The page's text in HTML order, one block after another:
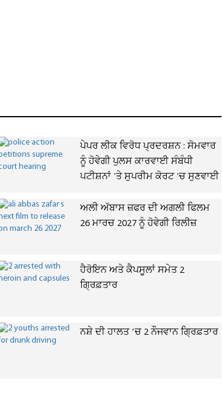
ਪੇਪਰ ਲੀਕ ਵਿਰੋਧ ਪ੍ਰਦਰਸ਼ਨ : ਸੋਮਵਾਰ
ਨੂੰ ਹੋਵੇਗੀ ਪੁਲਸ ਕਾਰਵਾਈ ਸੰਬੰਧੀ
ਪਟੀਸ਼ਨਾਂ 'ਤੇ ਸੁਪਰੀਮ ਕੋਰਟ 'ਚ ਸੁਣਵਾਈ
ਅਲੀ ਅੱਬਾਸ ਜ਼ਫਰ ਦੀ ਅਗਲੀ ਫਿਲਮ
26 ਮਾਰਚ 2027 ਨੂੰ ਹੋਵੇਗੀ ਰਿਲੀਜ਼
ਹੈਰੋਇਨ ਅਤੇ ਕੈਪਸੂਲਾਂ ਸਮੇਤ 2
ਗ੍ਰਿਫ਼ਤਾਰ
ਨਸ਼ੇ ਦੀ ਹਾਲਤ ’ਚ 2 ਨੌਜਵਾਨ ਗ੍ਰਿਫ਼ਤਾਰ